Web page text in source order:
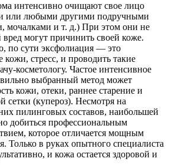
интенсивно очищают свое лицо
или любыми другими подручными
мочалками и т. д.) При этом они не
могут причинить своей коже.
по сути эксфолиация — это
стресс, и проводить такие
косметологу. Частое интенсивное
выбранный метод может
кожи, отеки, раннее старение и
сетки (купероз). Несмотря на
пилинговых составов, наибольшей
добиться профессиональным
которое отличается мощным
Только в руках опытного специалиста
и кожа остается здоровой и